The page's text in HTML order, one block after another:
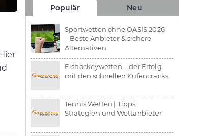
Populär Neu
Sportwetten ohne OASIS 2026
– Beste Anbieter & sichere
Alternativen
Eishockeywetten – der Erfolg
mit den schnellen Kufencracks
Tennis Wetten | Tipps,
Strategien und Wettanbieter